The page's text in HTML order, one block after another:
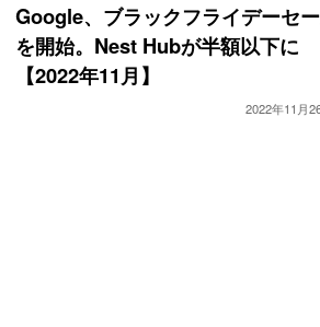
Google、ブラックフライデーセ
を開始。Nest Hubが半額以下に
【2022年11月】
2022年11月